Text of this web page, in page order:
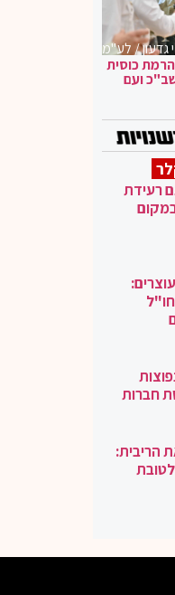
גדעון / לע"מ
כוסית
ועם
רעידת
חברות
הריבית:
לטובת